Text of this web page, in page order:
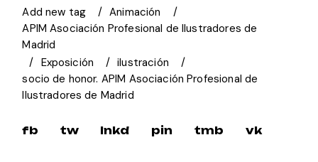
Add new tag
Animación
APIM Asociación Profesional de Ilustradores de
Madrid
Exposición
ilustración
socio de honor. APIM Asociación Profesional de
Ilustradores de Madrid
fb tw lnkd pin tmb vk